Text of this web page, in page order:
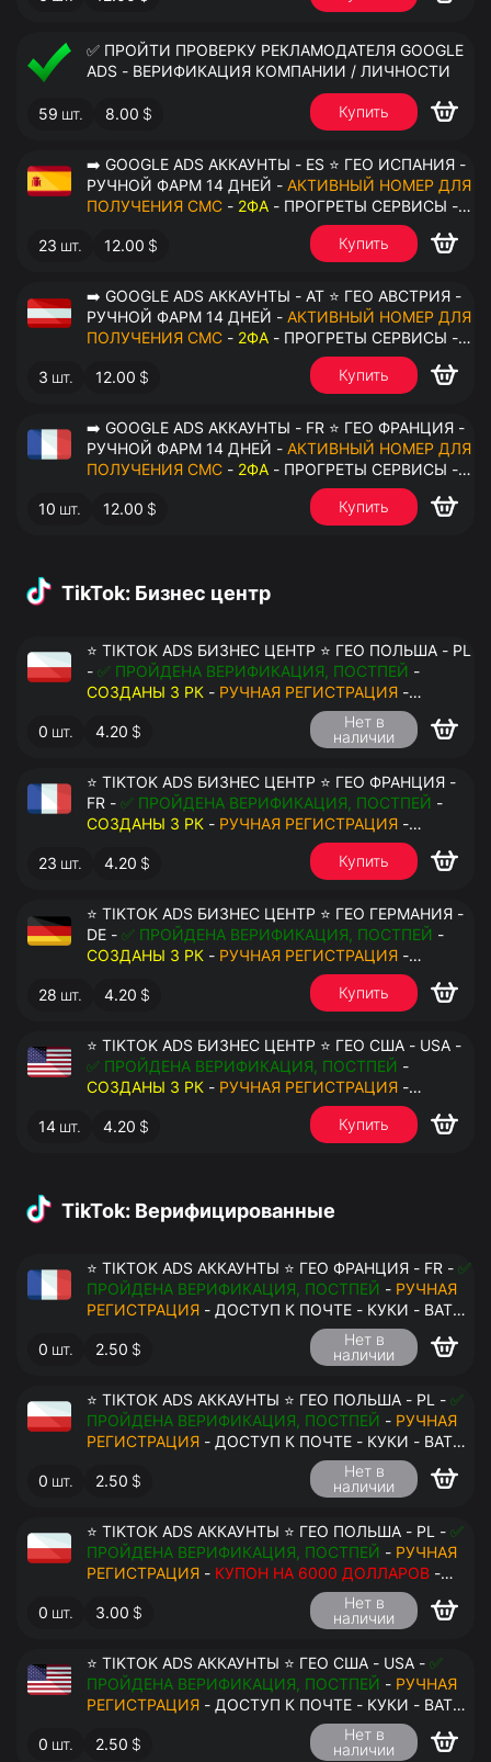
✅ ПРОЙТИ ПРОВЕРКУ РЕКЛАМОДАТЕЛЯ GOOGLE
ADS - ВЕРИФИКАЦИЯ КОМПАНИИ / ЛИЧНОСТИ
59 шт. 8.00 $ Купить
➡️ GOOGLE ADS АККАУНТЫ - ES ⭐ ГЕО ИСПАНИЯ -
РУЧНОЙ ФАРМ 14 ДНЕЙ - АКТИВНЫЙ НОМЕР ДЛЯ
ПОЛУЧЕНИЯ СМС - 2ФА - ПРОГРЕТЫ СЕРВИСЫ -
23 шт. 12.00 $ Купить
➡️ GOOGLE ADS АККАУНТЫ - AT ⭐ ГЕО АВСТРИЯ -
РУЧНОЙ ФАРМ 14 ДНЕЙ - АКТИВНЫЙ НОМЕР ДЛЯ
ПОЛУЧЕНИЯ СМС - 2ФА - ПРОГРЕТЫ СЕРВИСЫ -
3 шт. 12.00 $ Купить
➡️ GOOGLE ADS АККАУНТЫ - FR ⭐ ГЕО ФРАНЦИЯ -
РУЧНОЙ ФАРМ 14 ДНЕЙ - АКТИВНЫЙ НОМЕР ДЛЯ
ПОЛУЧЕНИЯ СМС - 2ФА - ПРОГРЕТЫ СЕРВИСЫ -
10 шт. 12.00 $ Купить
TikTok: Бизнес центр
⭐ TIKTOK ADS БИЗНЕС ЦЕНТР ⭐ ГЕО ПОЛЬША - PL
- ✅ ПРОЙДЕНА ВЕРИФИКАЦИЯ, ПОСТПЕЙ -
СОЗДАНЫ 3 РК - РУЧНАЯ РЕГИСТРАЦИЯ -
ДОСТУП К ПОЧТЕ - КУКИ - ВАТ ЗАПОЛНЕН -
ПЕРЕДАЧА В АНТИДЕТЕКТ
0 шт. 4.20 $
Нет в
наличии
⭐ TIKTOK ADS БИЗНЕС ЦЕНТР ⭐ ГЕО ФРАНЦИЯ -
FR - ✅ ПРОЙДЕНА ВЕРИФИКАЦИЯ, ПОСТПЕЙ -
СОЗДАНЫ 3 РК - РУЧНАЯ РЕГИСТРАЦИЯ -
ДОСТУП К ПОЧТЕ - КУКИ - ВАТ ЗАПОЛНЕН -
ПЕРЕДАЧА В АНТИДЕТЕКТ
23 шт. 4.20 $ Купить
⭐ TIKTOK ADS БИЗНЕС ЦЕНТР ⭐ ГЕО ГЕРМАНИЯ -
DE - ✅ ПРОЙДЕНА ВЕРИФИКАЦИЯ, ПОСТПЕЙ -
СОЗДАНЫ 3 РК - РУЧНАЯ РЕГИСТРАЦИЯ -
ДОСТУП К ПОЧТЕ - КУКИ - ВАТ ЗАПОЛНЕН -
ПЕРЕДАЧА В АНТИДЕТЕКТ
28 шт. 4.20 $ Купить
⭐ TIKTOK ADS БИЗНЕС ЦЕНТР ⭐ ГЕО США - USA -
✅ ПРОЙДЕНА ВЕРИФИКАЦИЯ, ПОСТПЕЙ -
СОЗДАНЫ 3 РК - РУЧНАЯ РЕГИСТРАЦИЯ -
ДОСТУП К ПОЧТЕ - КУКИ - ВАТ ЗАПОЛНЕН -
ПЕРЕДАЧА В АНТИДЕТЕКТ
14 шт. 4.20 $ Купить
TikTok: Верифицированные
⭐ TIKTOK ADS АККАУНТЫ ⭐ ГЕО ФРАНЦИЯ - FR - ✅
ПРОЙДЕНА ВЕРИФИКАЦИЯ, ПОСТПЕЙ - РУЧНАЯ
РЕГИСТРАЦИЯ - ДОСТУП К ПОЧТЕ - КУКИ - ВАТ
ЗАПОЛНЕН - ПЕРЕДАЧА В АНТИДЕТЕКТ
0 шт. 2.50 $
Нет в
наличии
⭐ TIKTOK ADS АККАУНТЫ ⭐ ГЕО ПОЛЬША - PL - ✅
ПРОЙДЕНА ВЕРИФИКАЦИЯ, ПОСТПЕЙ - РУЧНАЯ
РЕГИСТРАЦИЯ - ДОСТУП К ПОЧТЕ - КУКИ - ВАТ
ЗАПОЛНЕН - ПЕРЕДАЧА В АНТИДЕТЕКТ
0 шт. 2.50 $
Нет в
наличии
⭐ TIKTOK ADS АККАУНТЫ ⭐ ГЕО ПОЛЬША - PL - ✅
ПРОЙДЕНА ВЕРИФИКАЦИЯ, ПОСТПЕЙ - РУЧНАЯ
РЕГИСТРАЦИЯ - КУПОН НА 6000 ДОЛЛАРОВ -
ДОСТУП К ПОЧТЕ - КУКИ - ВАТ ЗАПОЛНЕН -
ПЕРЕДАЧА В АНТИДЕТЕКТ
0 шт. 3.00 $
Нет в
наличии
⭐ TIKTOK ADS АККАУНТЫ ⭐ ГЕО США - USA - ✅
ПРОЙДЕНА ВЕРИФИКАЦИЯ, ПОСТПЕЙ - РУЧНАЯ
РЕГИСТРАЦИЯ - ДОСТУП К ПОЧТЕ - КУКИ - ВАТ
ЗАПОЛНЕН - ПЕРЕДАЧА В АНТИДЕТЕКТ
0 шт. 2.50 $
Нет в
наличии